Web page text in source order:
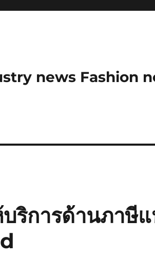
news Fashion
ริการด้านภาษี